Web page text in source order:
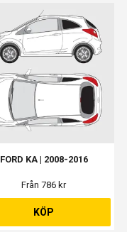
FORD KA | 2008-2016
Från 786 kr
KÖP